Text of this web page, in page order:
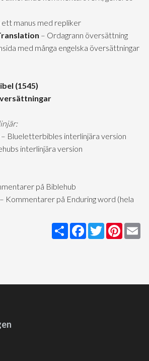
ett manus med repliker
– Ordagrann översättning
med många engelska översättningar
(1545)
– Blueletterbibles interlinjära version
interlinjära version
på Biblehub
– Kommentarer på Enduring word (hela
Share Facebook
Twitter